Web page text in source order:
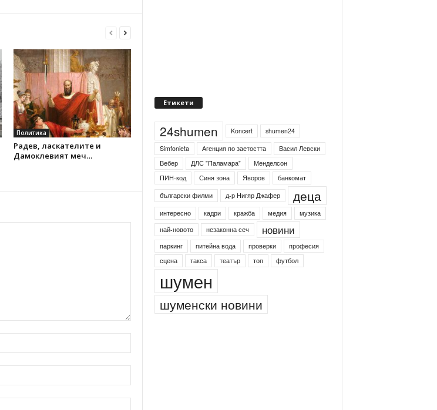
Политика
Радев, ласкателите и
Дамоклевият меч…
Етикети
24shumen Koncert
shumen24
Simfonieta
Агенция по заетостта
Васил Левски
Вебер
ДЛС "Паламара"
Менделсон
ПИН-код
Синя зона Яворов
банкомат
български филми
д-р Нигяр Джафер деца
интересно кадри кражба медия
музика
най-новото
незаконна сеч новини
паркинг питейна вода проверки
професия
сцена
такса театър топ футбол
шумен
шуменски новини